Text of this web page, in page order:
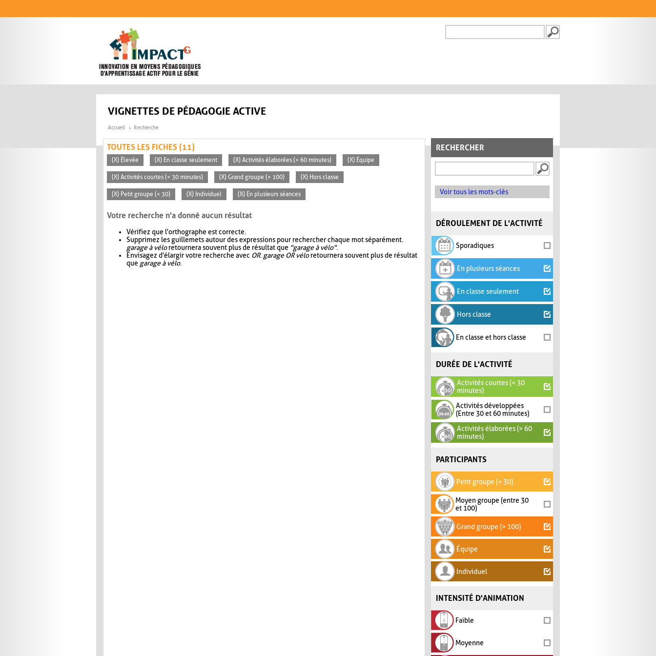
FORMULAIRE DE
VIGNETTES DE PÉDAGOGIE ACTIVE
Accueil Recherche
RECHERCHER
Voir tous les mots-clés
DÉROULEMENT DE L'ACTIVITÉ
Sporadiques
En plusieurs séances
En classe seulement
Hors classe
En classe et hors classe
DURÉE DE L'ACTIVITÉ
Activités courtes (< 30
minutes)
Activités développées
(Entre 30 et 60 minutes)
Activités élaborées (> 60
minutes)
PARTICIPANTS
Petit groupe (< 30)
Moyen groupe (entre 30
et 100)
Grand groupe (> 100)
Équipe
Individuel
INTENSITÉ D'ANIMATION
Faible
Moyenne
TOUTES LES FICHES (11)
(X) Élevée (X) En classe seulement (X) Activités élaborées (> 60 minutes) (X) Équipe
(X) Activités courtes (< 30 minutes) (X) Grand groupe (> 100) (X) Hors classe
(X) Petit groupe (< 30) (X) Individuel (X) En plusieurs séances
Votre recherche n'a donné aucun résultat
Vérifiez que l'orthographe est correcte.
Supprimez les guillemets autour des expressions pour rechercher chaque mot séparément.
garage à véloretournera souvent plus de résultat que "garage à vélo".
Envisagez d'élargir votre recherche avec OR. garage OR véloretournera souvent plus de résultat
que garage à vélo.